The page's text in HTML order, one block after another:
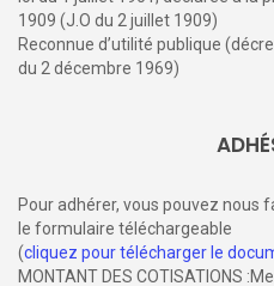
1909 (J.O du 2 juillet 1909)
Reconnue d’utilité publique
du 2 décembre 1969)
Pour adhérer, vous pouvez nous
le formulaire téléchargeable
(cliquez pour télécharger le
MONTANT DES COTISATIONS